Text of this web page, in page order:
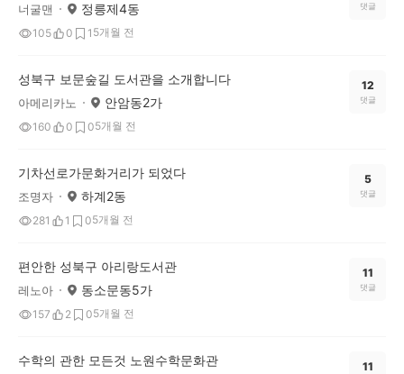
너굴맨 정릉제4동
105 0 1 5개월 전
댓글
성북구 보문숲길 도서관을 소개합니다
아메리카노 안암동2가
160 0 05개월 전
12
댓글
기차선로가문화거리가 되었다
조명자 하계2동
281 1 05개월 전
5
댓글
편안한 성북구 아리랑도서관
레노아 동소문동5가
157 2 05개월 전
11
댓글
수학의 관한 모든것 노원수학문화관 11